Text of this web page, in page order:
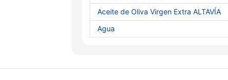
Aceite de Oliva Virgen Extra ALTAVÍA
Agua